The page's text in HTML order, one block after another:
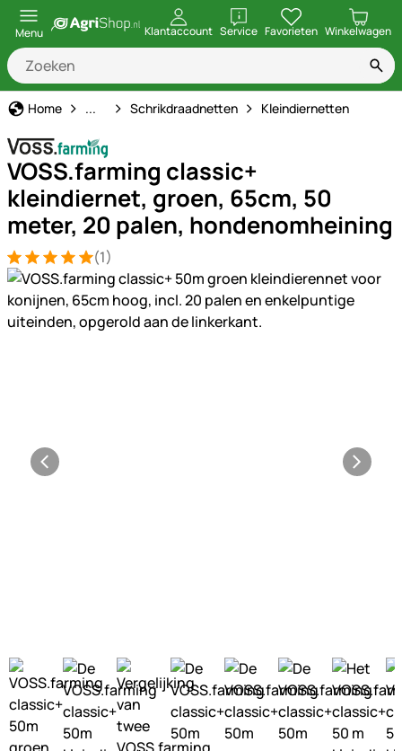
Menu Klantaccount ServiceopenenFavorieten Winkelwagen
Home Schrikdraad
... Schrikdraadnetten Kleindiernetten
VOSS.farming classic+
kleindiernet, groen, 65cm, 50
meter, 20 palen, hondenomheining
Beoordeling: 5 van 5 (1 beoordelingen)
1 Bewertung (1)
Productgalerij